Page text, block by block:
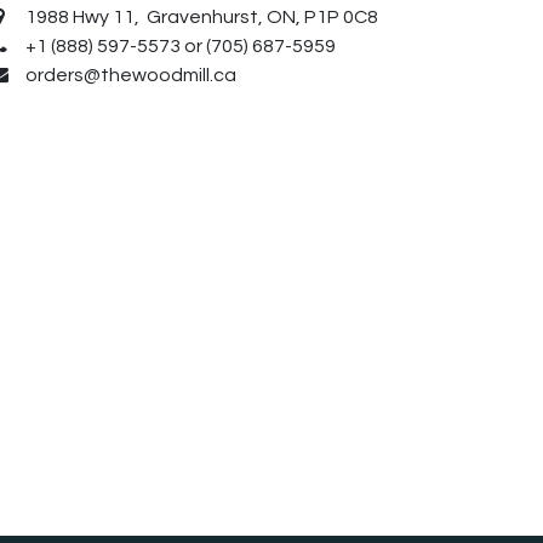
1988 Hwy 11, Gravenhurst, ON, P1P 0C8
+1 (888) 597-5573 or (705) 687-5959
orders@thewoodmill.ca